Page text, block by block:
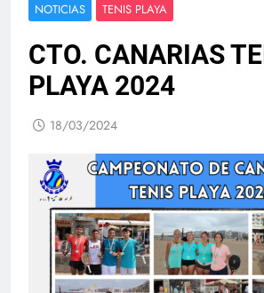
NOTICIAS
TENIS PLAYA
CTO. CANARIAS
PLAYA 2024
18/03/2024